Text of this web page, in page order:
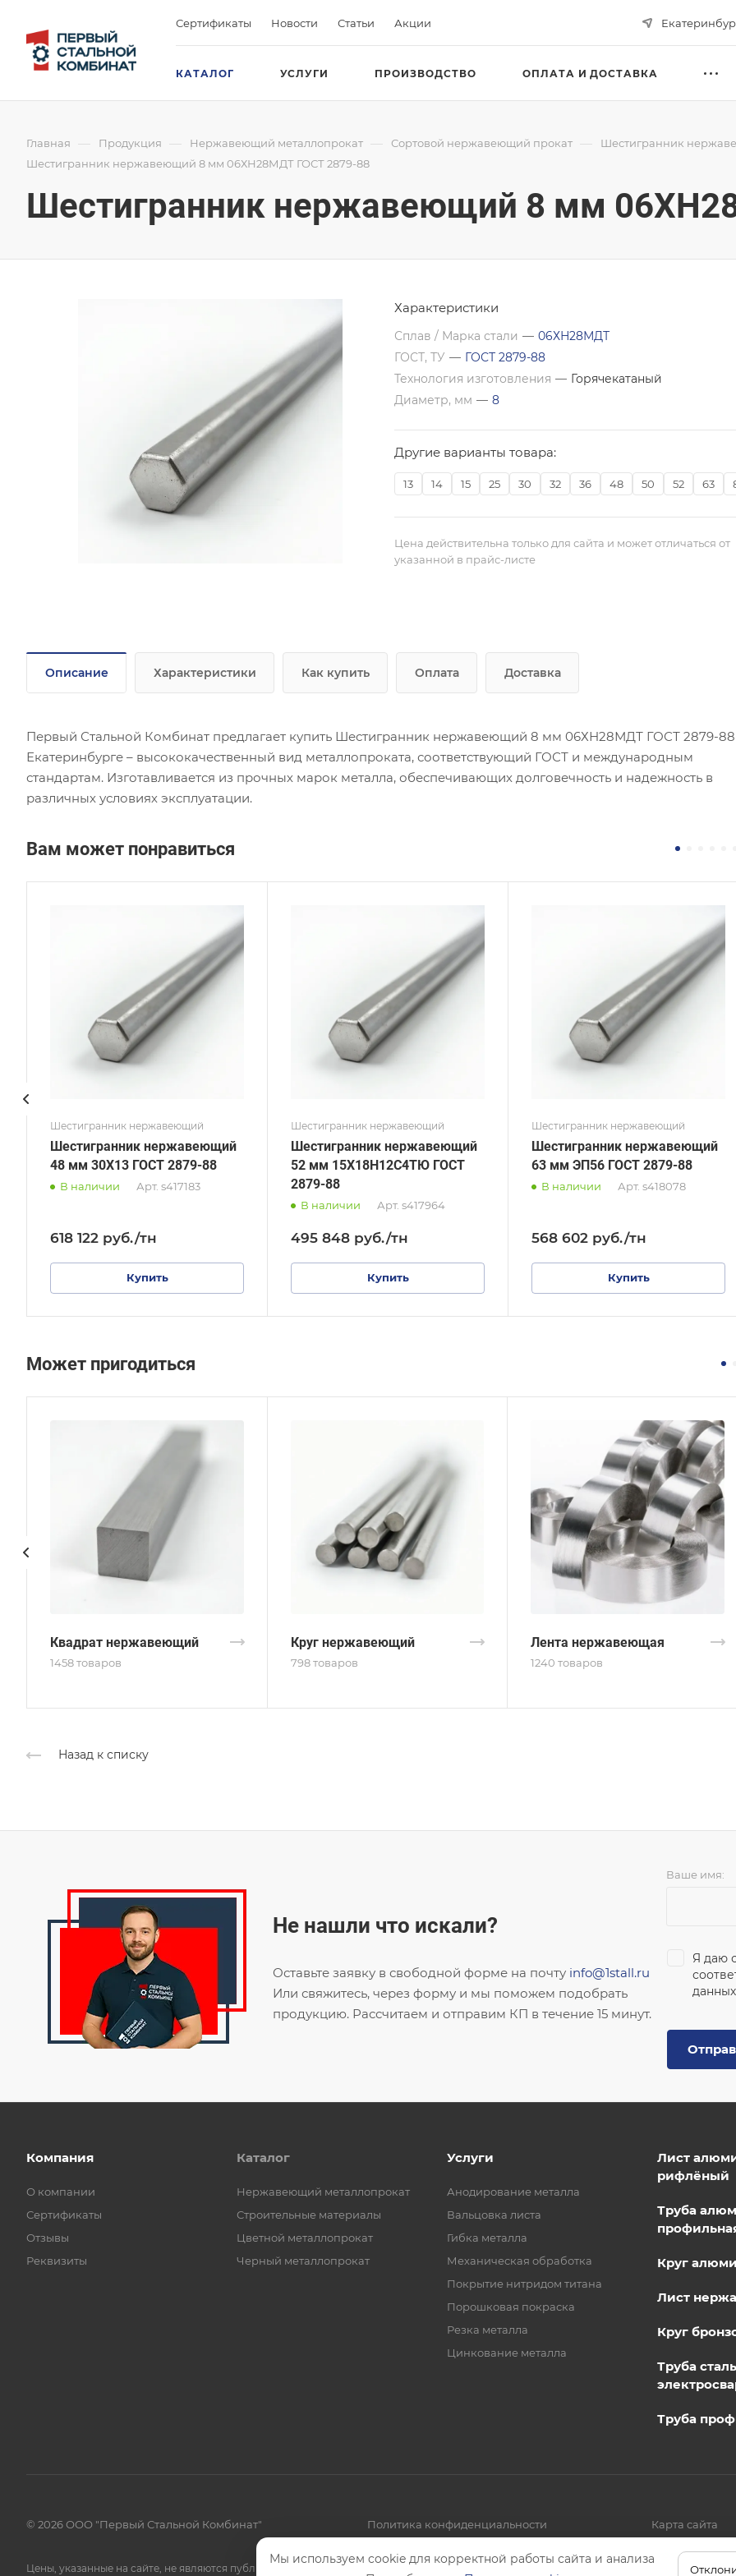
Сертификаты Новости Статьи Акции
КАТАЛОГ УСЛУГИ ПРОИЗВОДСТВО ОПЛАТА И ДОСТАВКА
Главная — Продукция — Нержавеющий металлопрокат — Сортовой нержавеющий прокат — Шестигранник
Шестигранник нержавеющий 8 мм 06ХН28МДТ ГОСТ 2879-88
Шестигранник нержавеющий 8 мм
Характеристики
Сплав / Марка стали — 06ХН28МДТ
ГОСТ, ТУ — ГОСТ 2879-88
Технология изготовления — Горячекатаный
Диаметр, мм — 8
Другие варианты товара:
13 14 15 25 30 32 36 48 50 52 63
Цена действительна только для сайта и может отличаться от
указанной в прайс-листе
Описание Характеристики Как купить Оплата Доставка
Первый Стальной Комбинат предлагает купить Шестигранник нержавеющий 8 мм 06ХН28МДТ ГОСТ 2879-88
Екатеринбурге – высококачественный вид металлопроката, соответствующий ГОСТ и международным
стандартам. Изготавливается из прочных марок металла, обеспечивающих долговечность и надежность в
различных условиях эксплуатации.
Вам может понравиться
Шестигранник нержавеющий
Шестигранник нержавеющий
48 мм 30Х13 ГОСТ 2879-88
В наличии Арт. s417183
618 122 руб./тн
Купить
ГОСТ 2879-88
Технология изготовления
Горячекатаный
Диаметр, мм
52
Шестигранник нержавеющий
Шестигранник нержавеющий
52 мм 15Х18Н12С4ТЮ ГОСТ
2879-88
В наличии Арт. s417964
495 848 руб./тн
Купить
ГОСТ 2879-88
Технология изготовления
Горячекатаный
Диаметр, мм
63
Шестигранник нержавеющий
Шестигранник нержавеющий
63 мм ЭП56 ГОСТ 2879-88
В наличии Арт. s418078
568 602 руб./тн
Купить
ГОСТ 2879-88
Технология изготовления
Горячекатаный
Диаметр, мм
8
Может пригодиться
Квадрат нержавеющий
1458 товаров
Круг нержавеющий
798 товаров
Лента нержавеющая
1240 товаров
Назад к списку
Не нашли что искали?
Оставьте заявку в свободной форме на почту info@1stall.ru
Или свяжитесь, через форму и мы поможем подобрать
продукцию. Рассчитаем и отправим КП в течение 15 минут.
Ваше имя:
Я даю
данных
Компания
О компании
Сертификаты
Отзывы
Реквизиты
Каталог
Нержавеющий металлопрокат
Строительные материалы
Цветной металлопрокат
Черный металлопрокат
Услуги
Анодирование металла
Вальцовка листа
Гибка металла
Механическая обработка
Покрытие нитридом титана
Порошковая покраска
Резка металла
Цинкование металла
Лист
рифлёный
Труба
Круг
Лист
Круг
Труба
Труба
© 2026 ООО "Первый Стальной Комбинат" Политика конфиденциальности Карта сайта
Цены, указанные на сайте, не являются публичной офертой.
Мы используем cookie для корректной работы сайта и анализа